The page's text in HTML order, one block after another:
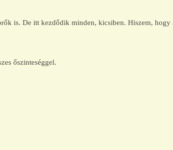
is. De itt kezdődik minden, kicsiben. Hiszem,
őszinteséggel.